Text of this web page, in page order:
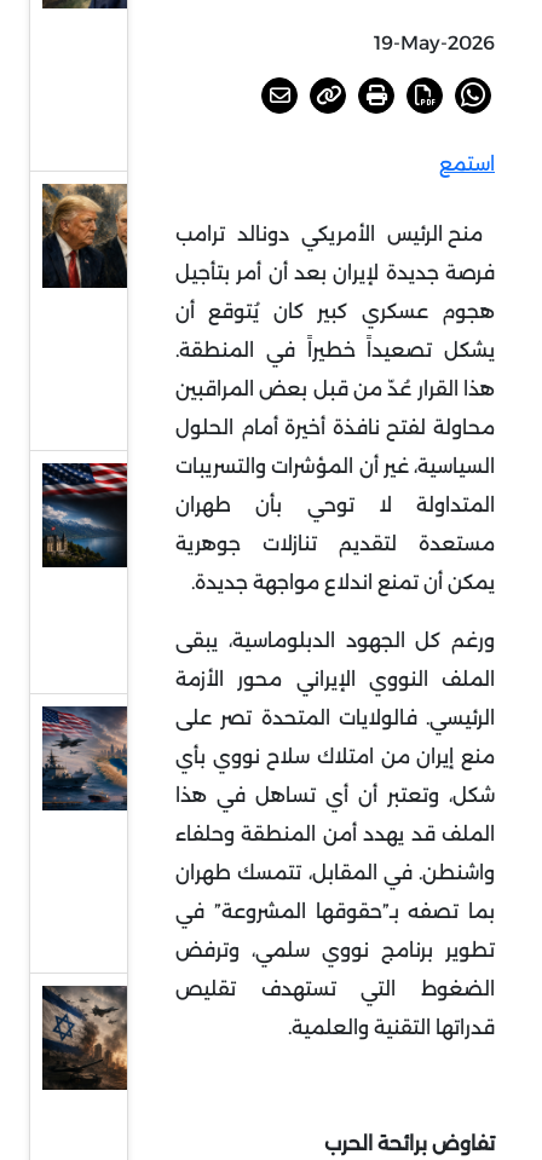
19-May-2026
استمع
منح الرئيس الأمريكي دونالد ترامب
فرصة جديدة لإيران بعد أن أمر بتأجيل
هجوم عسكري كبير كان يُتوقع أن
يشكل تصعيداً خطيراً في المنطقة.
هذا القرار عُدّ من قبل بعض المراقبين
محاولة لفتح نافذة أخيرة أمام الحلول
السياسية، غير أن المؤشرات والتسريبات
المتداولة لا توحي بأن طهران
مستعدة لتقديم تنازلات جوهرية
يمكن أن تمنع اندلاع مواجهة جديدة.
ورغم كل الجهود الدبلوماسية، يبقى
الملف النووي الإيراني محور الأزمة
الرئيسي. فالولايات المتحدة تصر على
منع إيران من امتلاك سلاح نووي بأي
شكل، وتعتبر أن أي تساهل في هذا
الملف قد يهدد أمن المنطقة وحلفاء
واشنطن. في المقابل، تتمسك طهران
بما تصفه بـ”حقوقها المشروعة” في
تطوير برنامج نووي سلمي، وترفض
الضغوط التي تستهدف تقليص
قدراتها التقنية والعلمية.
تفاوض برائحة الحرب
وبوتين
ووعود
وقف
الحرب
الروسية
الأوكرانية
مفاوضات
سويسرا ..
فهم
مجريات
الجولة
الأولى
الخليج
بين
الهدنة
الهشة
والحرب
منخفضة
الوتيرة
قراءة